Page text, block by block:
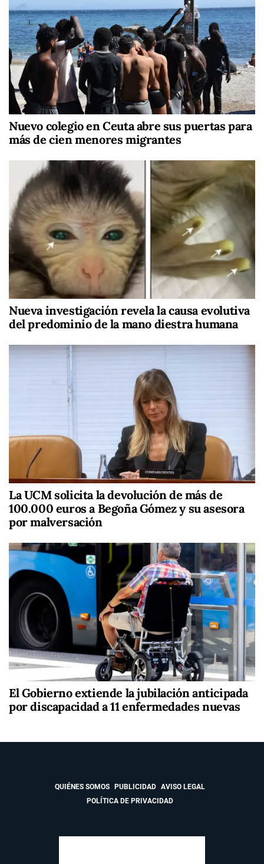
Nuevo colegio en Ceuta abre sus puertas para
más de cien menores migrantes
Nueva investigación revela la causa evolutiva
del predominio de la mano diestra humana
La UCM solicita la devolución de más de
100.000 euros a Begoña Gómez y su asesora
por malversación
El Gobierno extiende la jubilación anticipada
por discapacidad a 11 enfermedades nuevas
QUIÉNES SOMOS PUBLICIDAD
AVISO LEGAL
POLÍTICA DE PRIVACIDAD